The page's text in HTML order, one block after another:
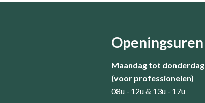
Openingsuren
Maandag tot donderdag
(voor professionelen)
08u - 12u & 13u - 17u